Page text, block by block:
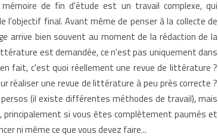
de fin d'étude est un travail complexe, qui
l'objectif final. Avant même de penser à la collecte de
arrive bien souvent au moment de la rédaction de la
est demandée, ce n'est pas uniquement dans
fait, c'est quoi réellement une revue de littérature ?
réaliser une revue de littérature à peu près correcte ?
(il existe différentes méthodes de travail), mais
principalement si vous êtes complètement paumés et
ni même ce que vous devez faire...